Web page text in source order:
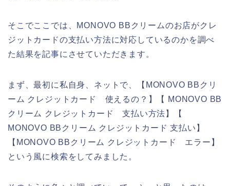
そこでここでは、MONOVO BBクリームのお店がクレ
ジットカードの支払い方法に対応しているのかを調べ
た結果を記事にさせていただきます。
まず、最初に私自身、ネットで、【MONOVO BBクリ
ーム クレジットカード 使えるの？】【 MONOVO BB
クリーム クレジットカード 支払い方法】【
MONOVO BBクリーム クレジットカード 支払い】
【MONOVO BBクリーム クレジットカード エラー】
という風に検索をしてみました。